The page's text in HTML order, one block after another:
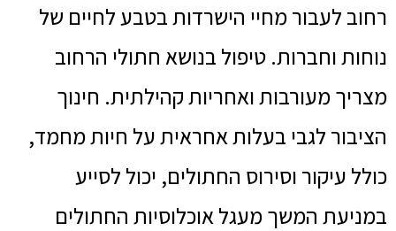
רחוב לעבור מחיי הישרדות בטבע לחיים של
נוחות וחברות. טיפול בנושא חתולי הרחוב
מצריך מעורבות ואחריות קהילתית. חינוך
הציבור לגבי בעלות אחראית על חיות מחמד,
כולל עיקור וסירוס החתולים, יכול לסייע
במניעת המשך מעגל אוכלוסיות החתולים